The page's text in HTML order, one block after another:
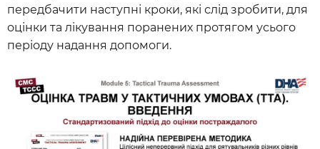
передбачити наступні кроки, які слід зробити, для
оцінки та лікування поранених протягом усього
періоду надання допомоги.